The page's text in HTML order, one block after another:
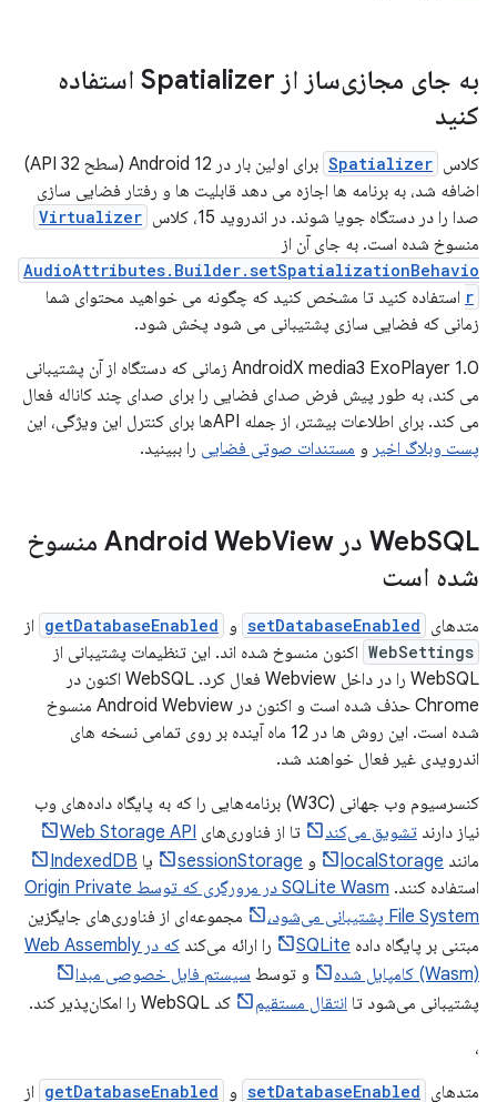
به جای مجازی‌ساز از Spatializer استفاده
کنید
کلاس Spatializer
برای اولین بار در Android 12 (سطح API 32)
اضافه شد، به برنامه ها اجازه می دهد قابلیت ها و رفتار فضایی سازی
صدا را در دستگاه جویا شوند. در اندروید 15، کلاس
Virtualizer
منسوخ شده است. به جای آن از
AudioAttributes.Builder.setSpatializationBehavio
r استفاده کنید تا مشخص کنید که چگونه می خواهید محتوای شما
زمانی که فضایی سازی پشتیبانی می شود پخش شود.
AndroidX media3 ExoPlayer 1.0 زمانی که دستگاه از آن پشتیبانی
می کند، به طور پیش فرض صدای فضایی را برای صدای چند کاناله فعال
می کند. برای اطلاعات بیشتر، از جمله APIها برای کنترل این ویژگی، این
پست وبلاگ اخیر و مستندات صوتی فضایی را ببینید.
WebSQL در Android Web
View منسوخ
شده است
متدهای setDatabaseEnabled و getDatabaseEnabled از
WebSettings اکنون منسوخ شده اند. این تنظیمات پشتیبانی از
WebSQL را در داخل Webview فعال کرد. WebSQL اکنون در
Chrome حذف شده است و اکنون در Android Webview منسوخ
شده است. این روش ها در 12 ماه آینده بر روی تمامی نسخه های
اندرویدی غیر فعال خواهند شد.
کنسرسیوم وب جهانی (W3C) برنامه‌هایی را که به پایگاه داده‌های وب
نیاز دارند تشویق می‌کند تا از فناوری‌های Web Storage API
مانند localStorage و sessionStorage یا IndexedDB
استفاده کنند.
SQLite Wasm در مرورگری که توسط Origin Private
File System پشتیبانی می‌شود،
مجموعه‌ای از فناوری‌های جایگزین
مبتنی بر پایگاه داده SQLite را ارائه می‌کند
که در Web Assembly
(Wasm) کامپایل شده
و توسط سیستم فایل خصوصی مبدا
پشتیبانی می‌شود تا انتقال مستقیم
کد WebSQL را امکان‌پذیر کند.
،
متدهای setDatabaseEnabled و getDatabaseEnabled از